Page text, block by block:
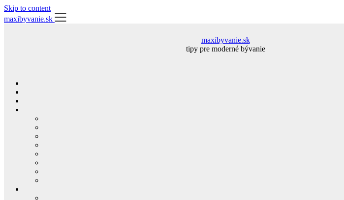
Skip to content
maxibyvanie.sk
maxibyvanie.sk
tipy pre moderné bývanie